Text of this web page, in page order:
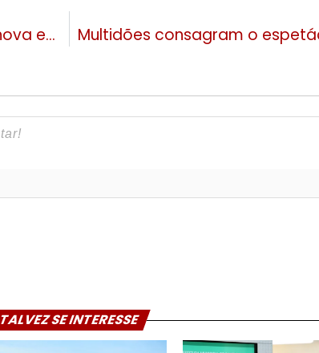
Natal Luz de Gramado abre nova etapa de troca solidária de ingressos nesta terça-feira
TALVEZ SE INTERESSE